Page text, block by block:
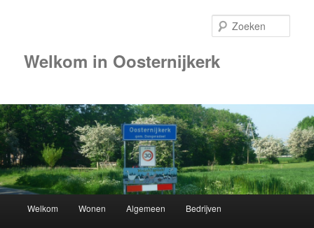
Welkom in Oosternijkerk
Spring
Welkom Wonen Algemeen Bedrijven